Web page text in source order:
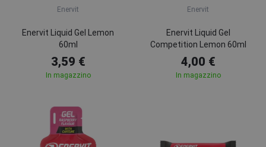
Enervit
Enervit Liquid Gel Lemon
60ml
3,59 €
In magazzino
Enervit
Enervit Liquid Gel
Competition Lemon 60ml
4,00 €
In magazzino